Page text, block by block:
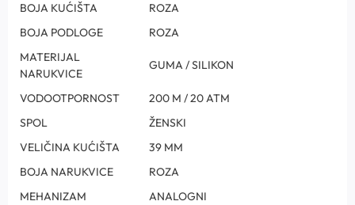
BOJA KUĆIŠTA
ROZA
BOJA PODLOGE
ROZA
MATERIJAL
NARUKVICE
GUMA / SILIKON
VODOOTPORNOST
200 M / 20 ATM
SPOL
ŽENSKI
VELIČINA KUĆIŠTA
39 MM
BOJA NARUKVICE
ROZA
MEHANIZAM
ANALOGNI